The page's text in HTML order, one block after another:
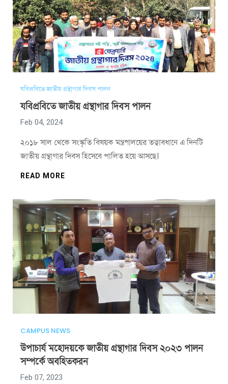
যবিপ্রবিতে জাতীয় গ্রন্থাগার দিবস পালন
যবিপ্রবিতে জাতীয় গ্রন্থাগার দিবস পালন
Feb 04, 2024
২০১৮ সাল থেকে সংস্কৃতি বিষয়ক মন্ত্রণালয়ের তত্ত্বাবধানে এ দিনটি
জাতীয় গ্রন্থাগার দিবস হিসেবে পালিত হয়ে আসছে।
READ MORE
CAMPUS NEWS
উপাচার্য মহোদয়কে জাতীয় গ্রন্থাগার দিবস ২০২৩ পালন
সম্পর্কে অবহিতকরন
Feb 07, 2023